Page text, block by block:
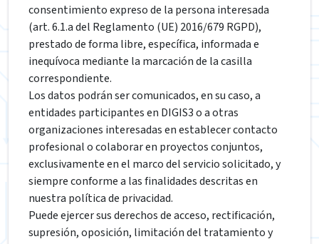
consentimiento expreso de la persona interesada
(art. 6.1.a del Reglamento (UE) 2016/679 RGPD),
prestado de forma libre, específica, informada e
inequívoca mediante la marcación de la casilla
correspondiente.
Los datos podrán ser comunicados, en su caso, a
entidades participantes en DIGIS3 o a otras
organizaciones interesadas en establecer contacto
profesional o colaborar en proyectos conjuntos,
exclusivamente en el marco del servicio solicitado, y
siempre conforme a las finalidades descritas en
nuestra política de privacidad.
Puede ejercer sus derechos de acceso, rectificación,
supresión, oposición, limitación del tratamiento y